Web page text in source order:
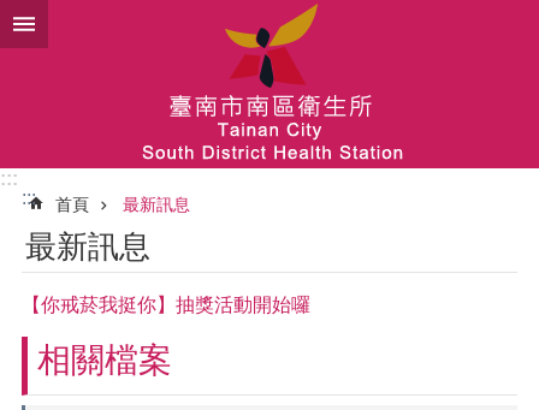
跳到主要內容區塊
:::
:::
首頁 最新訊息
最新訊息
【你戒菸我挺你】抽獎活動開始囉
相關檔案